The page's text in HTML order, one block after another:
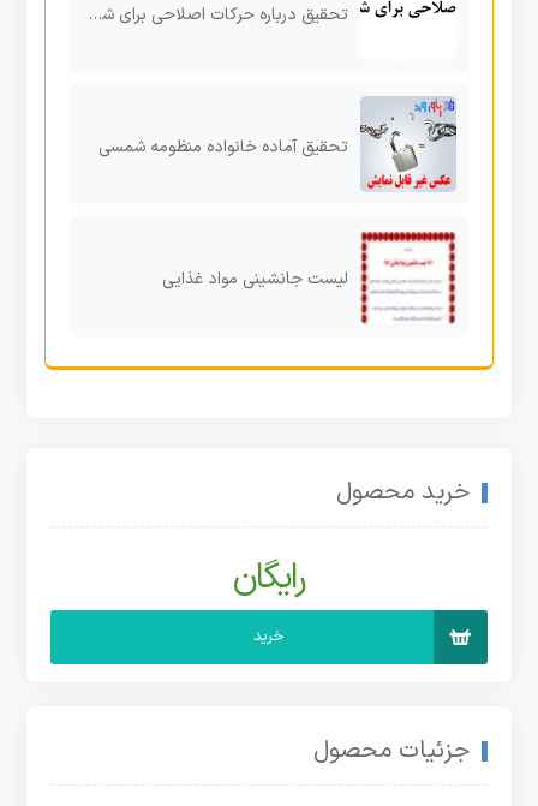
تحقیق درباره حرکات اصلاحی برای شست کج
تحقیق آماده خانواده منظومه شمسی
لیست جانشینی مواد غذایی
خرید محصول
رایگان
خرید
جزئیات محصول